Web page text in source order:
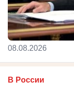
08.08.2026
В России